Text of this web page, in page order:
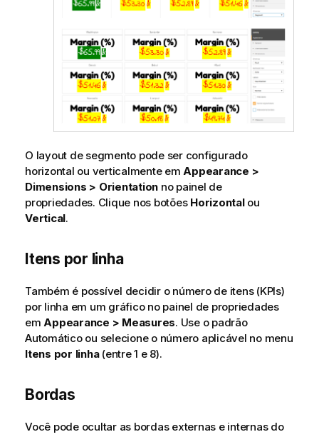
O layout de segmento pode ser configurado
horizontal ou verticalmente emAppearance >
Dimensions > Orientation no painel de
propriedades. Clique nos botões Horizontalou
Vertical.
Itens por linha
Também é possível decidir o número de itens (KPIs)
por linha em um gráfico no painel de propriedades
emAppearance > Measures. Use o padrão
Automático ou selecione o número aplicável no menu
Itens por linha(entre 1 e 8).
Bordas
Você pode ocultar as bordas externas e internas do